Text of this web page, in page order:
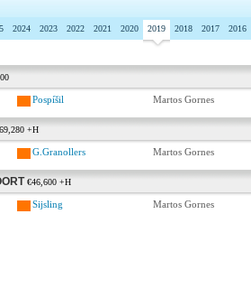
2024 2023 2022 2021 2020 2019 2018 2017 2016
Pospíšil Martos Gornes
+H
G.Granollers Martos Gornes
€46,600 +H
Sijsling Martos Gornes